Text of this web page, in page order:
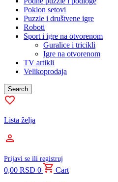
Poklon setovi
Puzzle i društvene igre
Roboti
Sport i igre na otvorenom
Guralice i tricikli
Igre na otvorenom
TV artikli
Velikoprodaja
Search
Lista želja
Prijavi se ili registruj
0,00 RSD 0
Cart